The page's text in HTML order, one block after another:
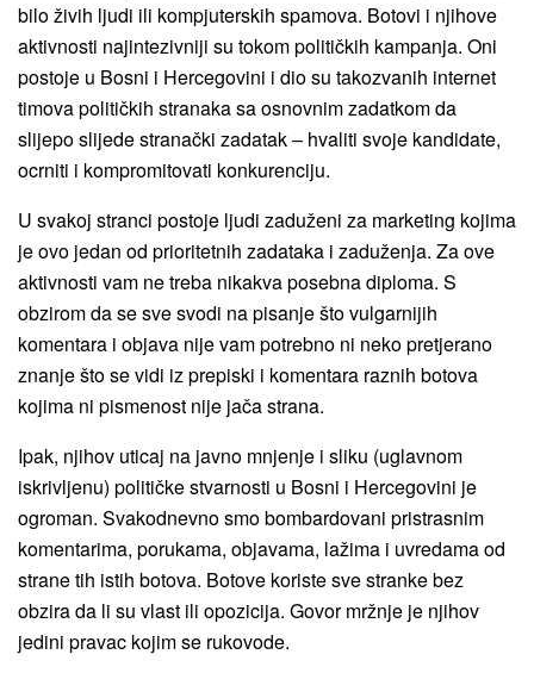
bilo živih ljudi ili kompjuterskih spamova. Botovi i njihove
aktivnosti najintezivniji su tokom političkih kampanja. Oni
postoje u Bosni i Hercegovini i dio su takozvanih internet
timova političkih stranaka sa osnovnim zadatkom da
slijepo slijede stranački zadatak – hvaliti svoje kandidate,
ocrniti i kompromitovati konkurenciju.
U svakoj stranci postoje ljudi zaduženi za marketing kojima
je ovo jedan od prioritetnih zadataka i zaduženja. Za ove
aktivnosti vam ne treba nikakva posebna diploma. S
obzirom da se sve svodi na pisanje što vulgarnijih
komentara i objava nije vam potrebno ni neko pretjerano
znanje što se vidi iz prepiski i komentara raznih botova
kojima ni pismenost nije jača strana.
Ipak, njihov uticaj na javno mnjenje i sliku (uglavnom
iskrivljenu) političke stvarnosti u Bosni i Hercegovini je
ogroman. Svakodnevno smo bombardovani pristrasnim
komentarima, porukama, objavama, lažima i uvredama od
strane tih istih botova. Botove koriste sve stranke bez
obzira da li su vlast ili opozicija. Govor mržnje je njihov
jedini pravac kojim se rukovode.